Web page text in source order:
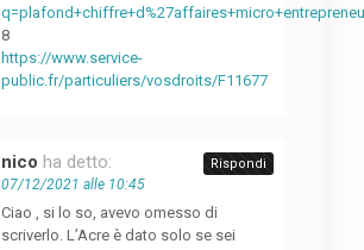
8
https://www.service-
public.fr/particuliers/vosdroits/F11677
nico ha detto:
07/12/2021 alle 10:45
Ciao , si lo so, avevo omesso di
scriverlo. L’Acre è dato solo se sei
Rispondi